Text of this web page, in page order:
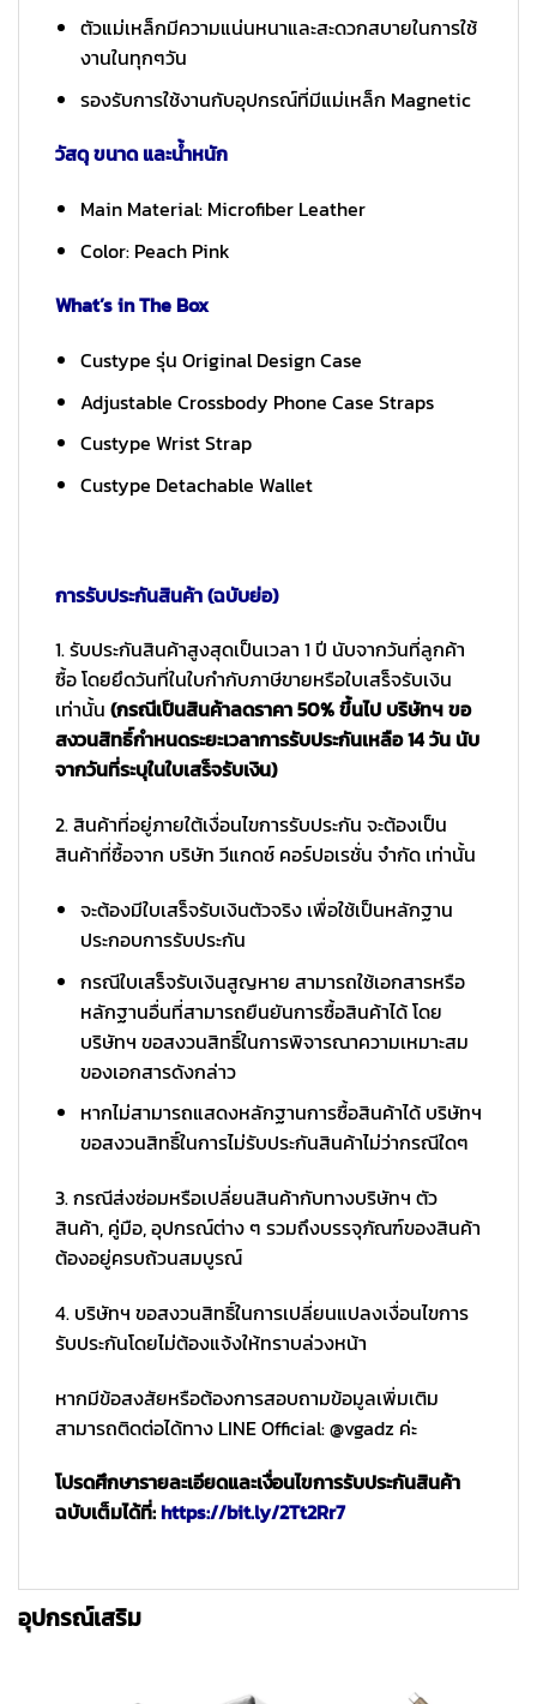
ตัวแม่เหล็กมีความแน่นหนาและสะดวกสบายในการใช้
งานในทุกๆวัน
รองรับการใช้งานกับอุปกรณ์ที่มีแม่เหล็ก Magnetic
วัสดุ ขนาด และน้ำหนัก
Main Material: Microfiber Leather
Color: Peach Pink
What’s in The Box
Custype รุ่น Original Design Case
Adjustable Crossbody Phone Case Straps
Custype Wrist Strap
Custype Detachable Wallet
การรับประกันสินค้า (ฉบับย่อ)
1. รับประกันสินค้าสูงสุดเป็นเวลา 1 ปี นับจากวันที่ลูกค้า
ซื้อ โดยยึดวันที่ในใบกำกับภาษีขายหรือใบเสร็จรับเงิน
เท่านั้น (กรณีเป็นสินค้าลดราคา 50% ขึ้นไป บริษัทฯ ขอ
สงวนสิทธิ์กำหนดระยะเวลาการรับประกันเหลือ 14 วัน นับ
จากวันที่ระบุในใบเสร็จรับเงิน)
2. สินค้าที่อยู่ภายใต้เงื่อนไขการรับประกัน จะต้องเป็น
สินค้าที่ซื้อจาก บริษัท วีแกดซ์ คอร์ปอเรชั่น จำกัด เท่านั้น
จะต้องมีใบเสร็จรับเงินตัวจริง เพื่อใช้เป็นหลักฐาน
ประกอบการรับประกัน
กรณีใบเสร็จรับเงินสูญหาย สามารถใช้เอกสารหรือ
หลักฐานอื่นที่สามารถยืนยันการซื้อสินค้าได้ โดย
บริษัทฯ ขอสงวนสิทธิ์ในการพิจารณาความเหมาะสม
ของเอกสารดังกล่าว
หากไม่สามารถแสดงหลักฐานการซื้อสินค้าได้ บริษัทฯ
ขอสงวนสิทธิ์ในการไม่รับประกันสินค้าไม่ว่ากรณีใดๆ
3. กรณีส่งซ่อมหรือเปลี่ยนสินค้ากับทางบริษัทฯ ตัว
สินค้า, คู่มือ, อุปกรณ์ต่าง ๆ รวมถึงบรรจุภัณฑ์ของสินค้า
ต้องอยู่ครบถ้วนสมบูรณ์
4. บริษัทฯ ขอสงวนสิทธิ์ในการเปลี่ยนแปลงเงื่อนไขการ
รับประกันโดยไม่ต้องแจ้งให้ทราบล่วงหน้า
หากมีข้อสงสัยหรือต้องการสอบถามข้อมูลเพิ่มเติม
สามารถติดต่อได้ทาง LINE Official: @vgadz ค่ะ
โปรดศึกษารายละเอียดและเงื่อนไขการรับประกันสินค้า
ฉบับเต็มได้ที่:https://bit.ly/2Tt2Rr7
อุปกรณ์เสริม